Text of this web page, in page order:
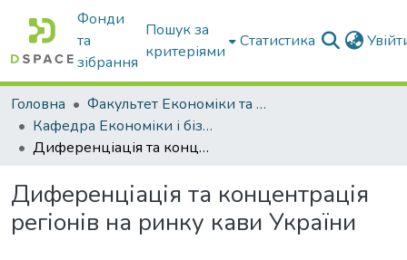
Фонди
та
зібрання
Пошук за
критеріями
Статистика
Головна
Факультет Економіки та бізнесу
Кафедра Економіки і бізнесу
Диференціація та концентрація регіонів на ринку кави України
Диференціація та концентрація
регіонів на ринку кави України